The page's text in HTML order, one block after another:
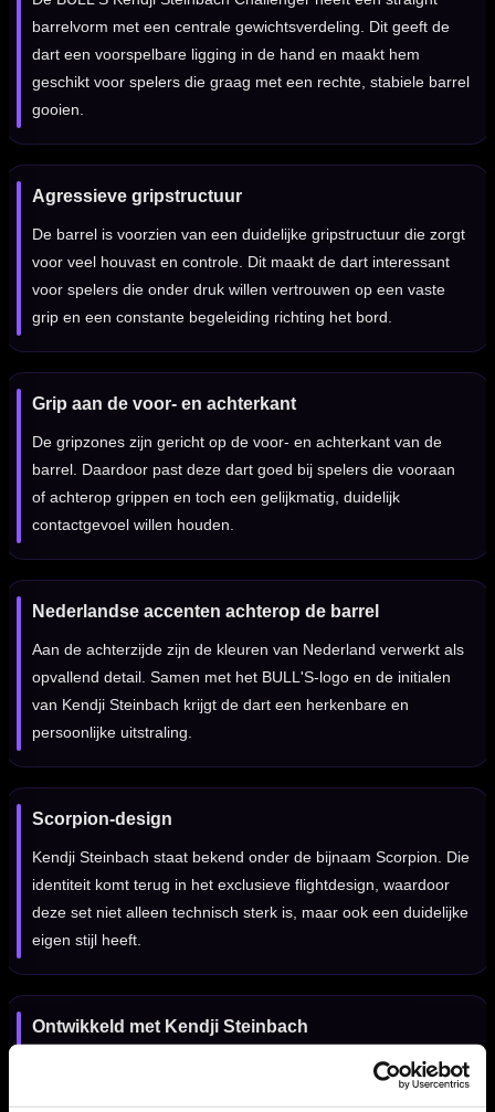
barrelvorm met een centrale gewichtsverdeling. Dit geeft de
dart een voorspelbare ligging in de hand en maakt hem
geschikt voor spelers die graag met een rechte, stabiele barrel
gooien.
Agressieve gripstructuur
De barrel is voorzien van een duidelijke gripstructuur die zorgt
voor veel houvast en controle. Dit maakt de dart interessant
voor spelers die onder druk willen vertrouwen op een vaste
grip en een constante begeleiding richting het bord.
Grip aan de voor- en achterkant
De gripzones zijn gericht op de voor- en achterkant van de
barrel. Daardoor past deze dart goed bij spelers die vooraan
of achterop grippen en toch een gelijkmatig, duidelijk
contactgevoel willen houden.
Nederlandse accenten achterop de barrel
Aan de achterzijde zijn de kleuren van Nederland verwerkt als
opvallend detail. Samen met het BULL'S-logo en de initialen
van Kendji Steinbach krijgt de dart een herkenbare en
persoonlijke uitstraling.
Scorpion-design
Kendji Steinbach staat bekend onder de bijnaam Scorpion. Die
identiteit komt terug in het exclusieve flightdesign, waardoor
deze set niet alleen technisch sterk is, maar ook een duidelijke
eigen stijl heeft.
Ontwikkeld met Kendji Steinbach
Deze Challenger dart is ontwikkeld in nauwe samenwerking
met Kendji Steinbach. De combinatie van rechte barrel,